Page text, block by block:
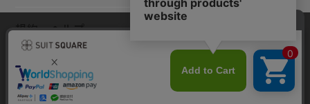
規約・ヘルプ
当サイトでは利用体験の向上およびコンテンツの最適な提供、トラフィ
ックの分析を目的としてCookieを使用しています。サイトの閲覧を継続
された場合、Cookieの利用に同意したものといたします。詳細について
はプライバシーポリシー をご確認ください。